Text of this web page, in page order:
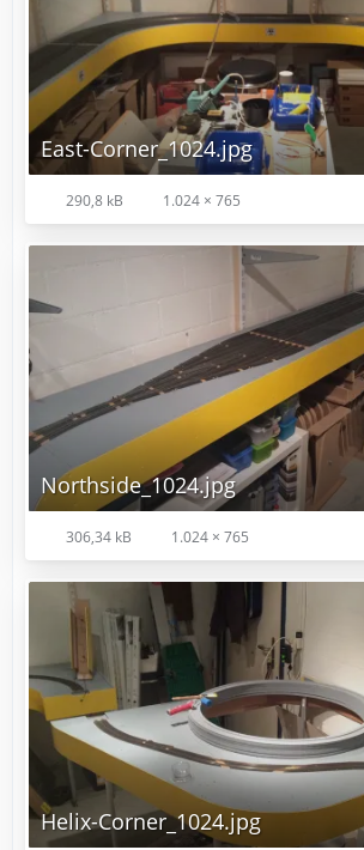
East-Corner_1024.jpg
290,8 kB 1.024 × 765
Northside_1024.jpg
306,34 kB 1.024 × 765
Helix-Corner_1024.jpg